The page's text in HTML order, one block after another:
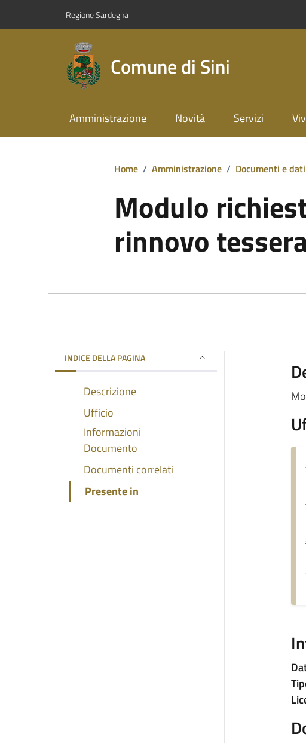
Regione Sardegna
Comune di Sini
Amministrazione Novità Servizi
Home / Amministrazione / Documenti e dati
Modulo
rinnovo
INDICE DELLA PAGINA
Descrizione
Ufficio
Informazioni
Documento
Documenti correlati
Presente in